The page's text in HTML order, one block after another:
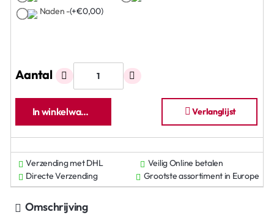
Naden -(+€0,00)
Aantal
In winkelwagen Verlanglijst
Verzending met DHL
Veilig Online betalen
Directe Verzending
Grootste assortiment in Europe
Omschrijving